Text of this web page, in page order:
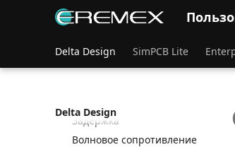
Delta Design SimPCB Lite
Delta Design
соединения
на контактных площадках
Свойства трека
Задержка
Волновое сопротивление